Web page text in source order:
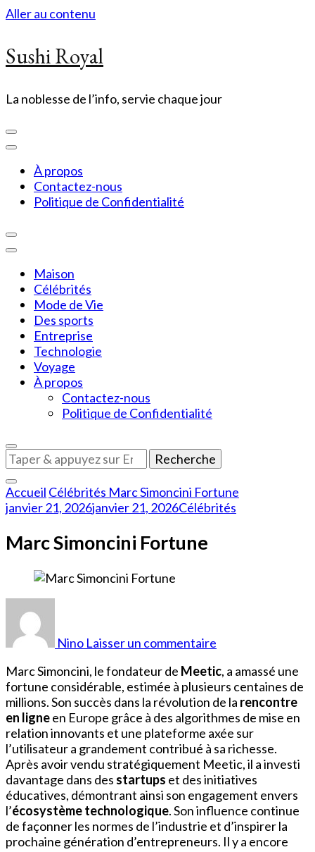
Aller au contenu
Sushi Royal
La noblesse de l’info, servie chaque jour
À propos
Contactez-nous
Politique de Confidentialité
Maison
Célébrités
Mode de Vie
Des sports
Entreprise
Technologie
Voyage
À propos
Contactez-nous
Politique de Confidentialité
Vous
recherchiez
quelque
chose
?
Accueil Célébrités Marc Simoncini Fortune
janvier 21, 2026janvier 21, 2026Célébrités
Marc Simoncini Fortune
Nino Laisser un commentaire
Fortune
Marc Simoncini, le fondateur de Meetic, a amassé une
fortune considérable, estimée à plusieurs centaines de
millions. Son succès dans la révolution de la rencontre
en ligneen Europe grâce à des algorithmes de mise en
relation innovants et une plateforme axée sur
l’utilisateur a grandement contribué à sa richesse.
Après avoir vendu stratégiquement Meetic, il a investi
davantage dans des startups et des initiatives
éducatives, démontrant ainsi son engagement envers
l’écosystème technologique. Son influence continue
de façonner les normes de l’industrie et d’inspirer la
prochaine génération d’entrepreneurs. Il y a encore